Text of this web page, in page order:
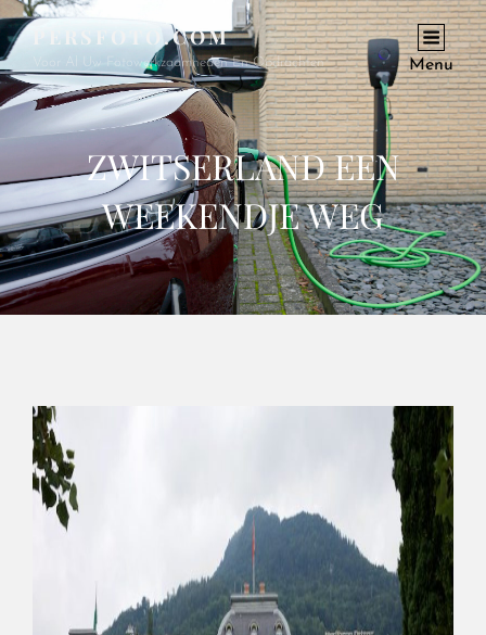
PERSFOTO.COM
Voor Al Uw Fotowerkzaamheden En Opdrachten Menu
ZWITSERLAND EEN
WEEKENDJE WEG